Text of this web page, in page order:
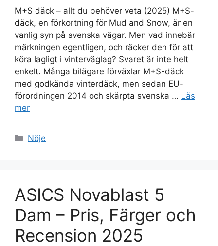
M+S däck – allt du behöver veta (2025) M+S-
däck, en förkortning för Mud and Snow, är en
vanlig syn på svenska vägar. Men vad innebär
märkningen egentligen, och räcker den för att
köra lagligt i vinterväglag? Svaret är inte helt
enkelt. Många bilägare förväxlar M+S-däck
med godkända vinterdäck, men sedan EU-
förordningen 2014 och skärpta svenska … Läs
mer
Kategorier
Nöje
ASICS Novablast 5
Dam – Pris, Färger och
Recension 2025